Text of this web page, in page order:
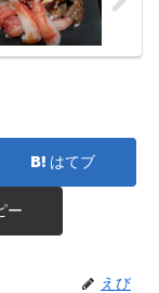
はてブ
ー
えび